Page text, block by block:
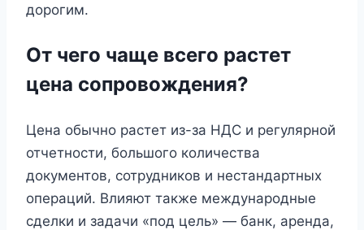
дорогим.
От чего чаще всего растет
цена сопровождения?
Цена обычно растет из-за НДС и регулярной
отчетности, большого количества
документов, сотрудников и нестандартных
операций. Влияют также международные
сделки и задачи «под цель» — банк, аренда,